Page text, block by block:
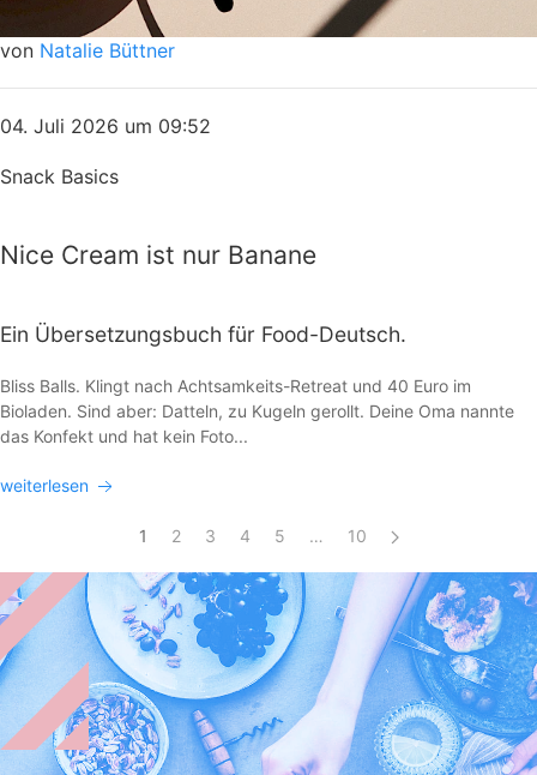
von Natalie Büttner
04. Juli 2026 um 09:52
Snack Basics
Nice Cream ist nur Banane
Ein Übersetzungsbuch für Food-Deutsch.
Bliss Balls. Klingt nach Achtsamkeits-Retreat und 40 Euro im
Bioladen. Sind aber: Datteln, zu Kugeln gerollt. Deine Oma nannte
das Konfekt und hat kein Foto...
weiterlesen
1 2 3 4 5 … 10